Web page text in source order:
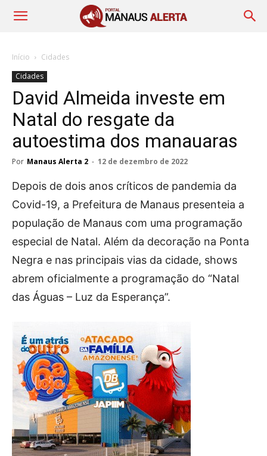
Início
Cidades
Cidades
David Almeida investe em
Natal do resgate da
autoestima dos manauaras
Por Manaus Alerta 2 - 12 de dezembro de 2022
Depois de dois anos críticos de pandemia da
Covid-19, a Prefeitura de Manaus presenteia a
população de Manaus com uma programação
especial de Natal. Além da decoração na Ponta
Negra e nas principais vias da cidade, shows
abrem oficialmente a programação do “Natal
das Águas – Luz da Esperança”.